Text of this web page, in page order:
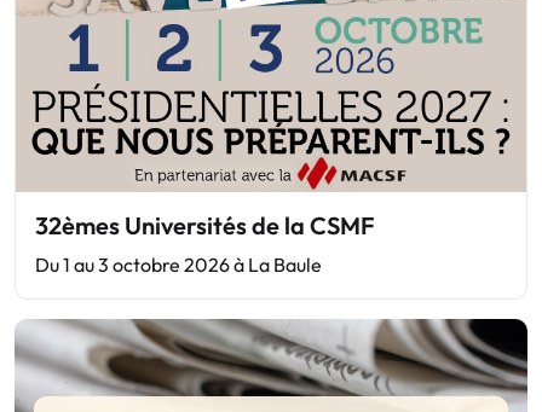
32èmes Universités de la CSMF
Du 1 au 3 octobre 2026 à La Baule